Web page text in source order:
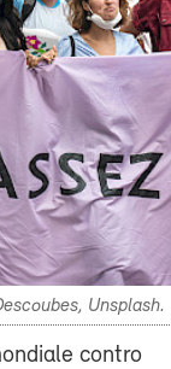
Unsplash.
contro